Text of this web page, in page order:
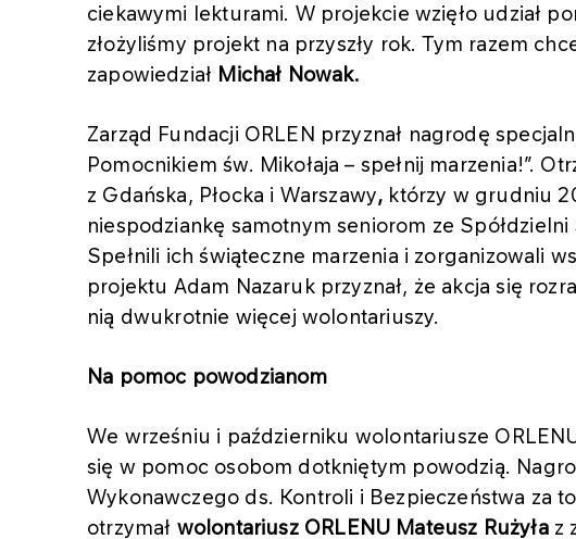
ciekawymi lekturami. W projekcie wzięło udział
złożyliśmy projekt na przyszły rok. Tym razem
zapowiedział Michał Nowak.
Zarząd Fundacji ORLEN przyznał nagrodę
Pomocnikiem św. Mikołaja – spełnij marzenia!”.
z Gdańska, Płocka i Warszawy, którzy w grudniu
niespodziankę samotnym seniorom ze Spółdzielni
Spełnili ich świąteczne marzenia i zorganizowali
projektu Adam Nazaruk przyznał, że akcja się
nią dwukrotnie więcej wolontariuszy.
Na pomoc powodzianom
We wrześniu i październiku wolontariusze
się w pomoc osobom dotkniętym powodzią.
Wykonawczego ds. Kontroli i Bezpieczeństwa za
otrzymał wolontariusz ORLENU Mateusz Rużyłaz